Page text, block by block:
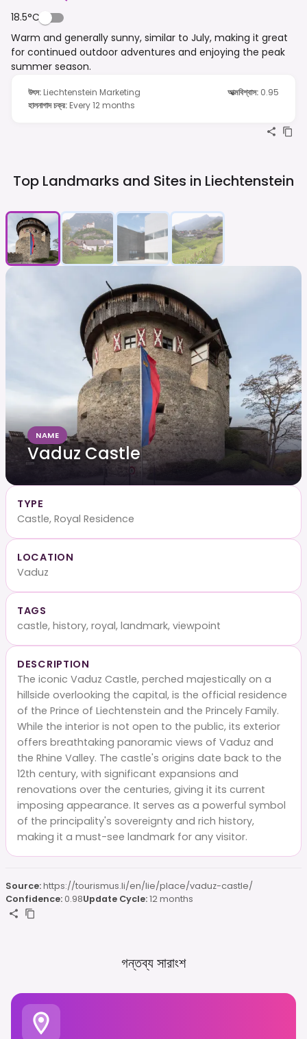
18.5°C
Warm and generally sunny, similar to July, making it great
for continued outdoor adventures and enjoying the peak
summer season.
উৎস: Liechtenstein Marketing আত্মবিশ্বাস: 0.95
হালনাগাদ চক্র: Every 12 months
Top Landmarks and Sites in Liechtenstein
NAME
Vaduz Castle
TYPE
Castle, Royal Residence
LOCATION
Vaduz
TAGS
castle, history, royal, landmark, viewpoint
DESCRIPTION
The iconic Vaduz Castle, perched majestically on a
hillside overlooking the capital, is the official residence
of the Prince of Liechtenstein and the Princely Family.
While the interior is not open to the public, its exterior
offers breathtaking panoramic views of Vaduz and
the Rhine Valley. The castle's origins date back to the
12th century, with significant expansions and
renovations over the centuries, giving it its current
imposing appearance. It serves as a powerful symbol
of the principality's sovereignty and rich history,
making it a must-see landmark for any visitor.
Source:https://tourismus.li/en/lie/place/vaduz-castle/
Confidence:0.98Update Cycle:12 months
গন্তব্য সারাংশ